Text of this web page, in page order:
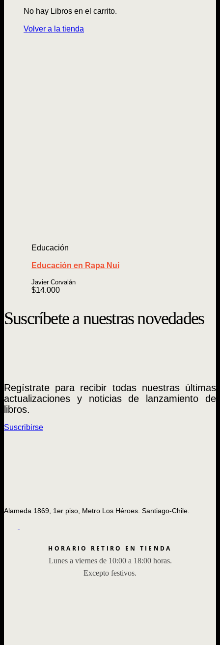
No hay Libros en el carrito.
Volver a la tienda
Educación
Educación en Rapa Nui
Javier Corvalán
$14.000
Suscríbete a nuestras novedades
Regístrate para recibir todas nuestras últimas
actualizaciones y noticias de lanzamiento de
libros.
Suscribirse
Alameda 1869, 1er piso, Metro Los Héroes. Santiago-Chile.
HORARIO RETIRO EN TIENDA
Lunes a viernes de 10:00 a 18:00 horas.
Excepto festivos.